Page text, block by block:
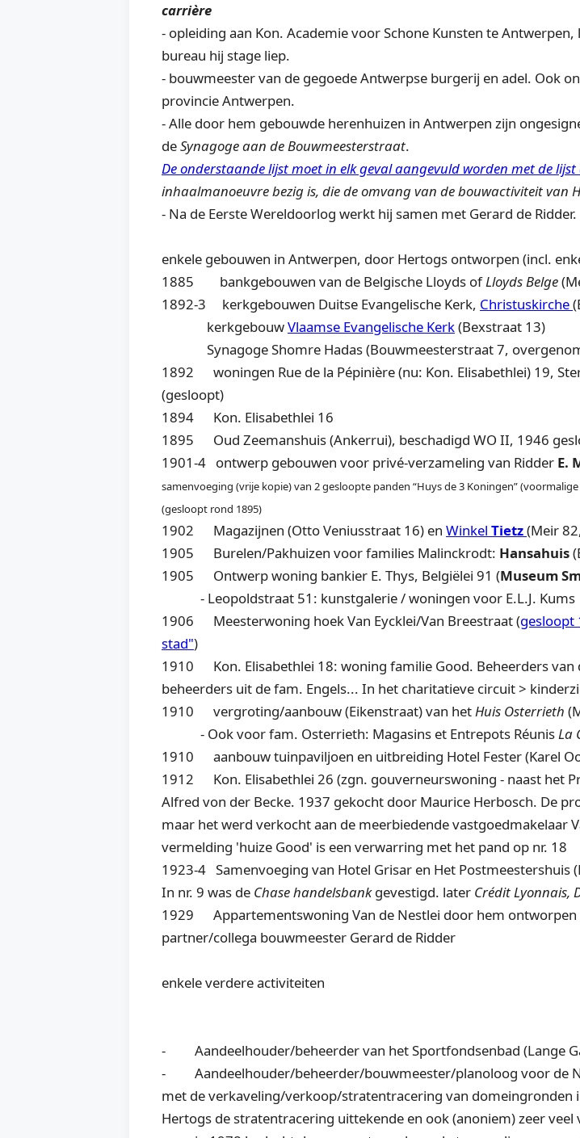
carrière
- opleiding aan Kon. Academie voor Schone Kunsten te Antwerpen,
bureau hij stage liep.
- bouwmeester van de gegoede Antwerpse burgerij en adel. Ook
provincie Antwerpen.
- Alle door hem gebouwde herenhuizen in Antwerpen zijn
deSynagoge aan de Bouwmeesterstraat.
De onderstaande lijst moet in elk geval aangevuld worden met de
inhaalmanoeuvre bezig is, die de omvang van de bouwactiviteit van
- Na de Eerste Wereldoorlog werkt hij samen met Gerard de Ridder.
enkele gebouwen in Antwerpen, door Hertogs ontworpen (incl.
1885 bankgebouwen van de Belgische Lloyds ofLloyds Belge
1892-3 kerkgebouwen Duitse Evangelische Kerk, Christuskirche
kerkgebouwVlaamse Evangelische Kerk(Bexstraat 13)
Synagoge Shomre Hadas (Bouwmeesterstraat 7,
1892 woningen Rue de la Pépinière (nu: Kon. Elisabethlei) 19,
(gesloopt)
1894 Kon. Elisabethlei 16
1895 Oud Zeemanshuis (Ankerrui), beschadigd WO II, 1946
1901-4 ontwerp gebouwen voor privé-verzameling van Ridder E.
samenvoeging (vrije kopie) van 2 gesloopte panden “Huys de 3 Koningen”
(gesloopt rond 1895)
1902 Magazijnen (Otto Veniusstraat 16) en Winkel Tietz(Meir
1905 Burelen/Pakhuizen voor families Malinckrodt: Hansahuis
1905 Ontwerp woning bankier E. Thys, Belgiëlei 91 (Museum
- Leopoldstraat 51: kunstgalerie / woningen voor E.L.J. Kums
1906 Meesterwoning hoek Van Eycklei/Van Breestraat (gesloopt
stad")
1910 Kon. Elisabethlei 18: woning familie Good. Beheerders van
beheerders uit de fam. Engels... In het charitatieve circuit >
1910 vergroting/aanbouw (Eikenstraat) van hetHuis Osterrieth
- Ook voor fam. Osterrieth: Magasins et Entrepots RéunisLa
1910 aanbouw tuinpaviljoen en uitbreiding Hotel Fester (Karel
1912 Kon. Elisabethlei 26 (zgn. gouverneurswoning - naast het
Alfred von der Becke. 1937 gekocht door Maurice Herbosch. De
maar het werd verkocht aan de meerbiedende vastgoedmakelaar
vermelding 'huize Good' is een verwarring met het pand op nr. 18
1923-4 Samenvoeging van Hotel Grisar en Het Postmeestershuis
In nr. 9 was de Chase handelsbankgevestigd. later Crédit Lyonnais,
1929 Appartementswoning Van de Nestlei door hem ontworpen
partner/collega bouwmeester Gerard de Ridder
enkele verdere activiteiten
- Aandeelhouder/beheerder van het Sportfondsenbad (Lange
- Aandeelhouder/beheerder/bouwmeester/planoloog voor de
met de verkaveling/verkoop/stratentracering van domeingronden
Hertogs de stratentracering uittekende en ook (anoniem) zeer veel